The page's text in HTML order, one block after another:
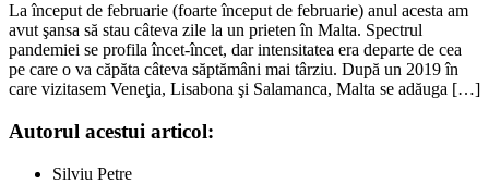
La început de februarie (foarte început de februarie) anul acesta am
avut şansa să stau câteva zile la un prieten în Malta. Spectrul
pandemiei se profila încet-încet, dar intensitatea era departe de cea
pe care o va căpăta câteva săptămâni mai târziu. După un 2019 în
care vizitasem Veneţia, Lisabona şi Salamanca, Malta se adăuga […]
Autorul acestui articol:
Silviu Petre